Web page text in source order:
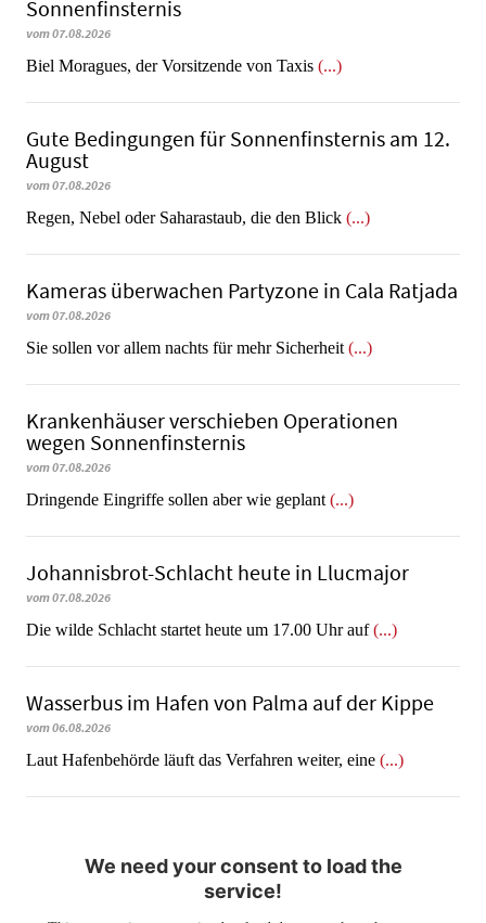
Sonnenfinsternis
vom 07.08.2026
​​​​​​​Biel Moragues, der Vorsitzende von Taxis (...)
Gute Bedingungen für Sonnenfinsternis am 12.
August
vom 07.08.2026
Regen, Nebel oder Saharastaub, die den Blick (...)
Kameras überwachen Partyzone in Cala Ratjada
vom 07.08.2026
Sie sollen vor allem nachts für mehr Sicherheit (...)
Krankenhäuser verschieben Operationen
wegen Sonnenfinsternis
vom 07.08.2026
Dringende Eingriffe sollen aber wie geplant (...)
Johannisbrot-Schlacht heute in Llucmajor
vom 07.08.2026
Die wilde Schlacht startet heute um 17.00 Uhr auf(...)
Wasserbus im Hafen von Palma auf der Kippe
vom 06.08.2026
Laut Hafenbehörde läuft das Verfahren weiter, eine (...)
We need your consent to load the
service!